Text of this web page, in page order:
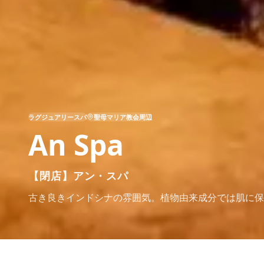
ラグジュアリースパ 聖母マリア教会周辺
An Spa
【閉店】アン・スパ
古き良きインドシナの雰囲気。植物由来成分では肌に